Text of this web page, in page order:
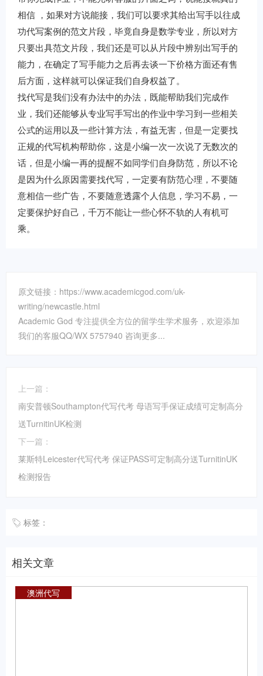
相信 ，如果对方说能接，我们可以要求其给出写手以往成
功代写案例的范文片段，毕竟自身是数学专业，所以对方
只要出具范文片段，我们还是可以从片段中辨别出写手的
能力，在确定了写手能力之后再去谈一下价格方面还有售
后方面，这样就可以保证我们自身权益了。
找代写是我们没有办法中的办法，既能帮助我们完成作
业，我们还能够从专业写手写出的作业中学习到一些相关
公式的运用以及一些计算方法，有益无害，但是一定要找
正规的代写机构帮助你，这是小编一次一次说了无数次的
话，但是小编一再的提醒不如同学们自身防范，所以不论
是因为什么原因需要找代写，一定要有防范心理，不要随
意相信一些广告，不要随意透露个人信息，学习不易，一
定要保护好自己，千万不能让一些心怀不轨的人有机可
乘。
原文链接：https://www.academicgod.com/uk-
writing/newcastle.html
Academic God 专注提供全方位的留学生学术服务，欢迎添加
我们的客服QQ/WX 5757940 咨询更多...
上一篇：
南安普顿Southampton代写代考 母语写手保证成绩可定制高分
送TurnitinUK检测
下一篇：
莱斯特Leicester代写代考 保证PASS可定制高分送TurnitinUK
检测报告
标签：
相关文章
澳洲代写